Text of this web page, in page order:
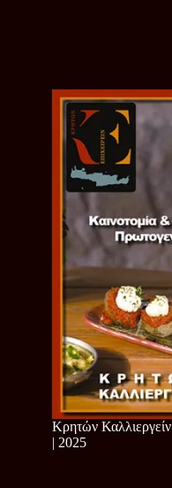
Κρητών Καλλιεργείν
| 2025